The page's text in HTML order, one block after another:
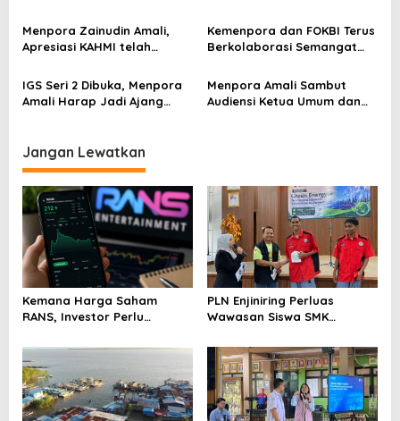
s
Ratusan Jiwa
Menpora Zainudin Amali,
Apresiasi KAHMI telah
Kemenpora dan FOKBI Terus
Berkolaborasi Semangat
IGS Seri 2 Dibuka, Menpora
Amali Harap Jadi Ajang
Menpora Amali Sambut
Audiensi Ketua Umum dan
Jangan Lewatkan
Kemana Harga Saham
RANS, Investor Perlu
Menghindari Spekulasi
Berlebihan
PLN Enjiniring Perluas
Wawasan Siswa SMK
Perubahan Iklim